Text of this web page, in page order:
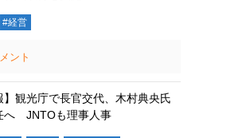
#経営
ント
】観光庁で長官交代、木村典央氏
へ JNTOも理事人事